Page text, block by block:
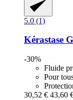
5.0 (1)
Kérastase
-30%
Fluide
Pour
30,52 € 43,60